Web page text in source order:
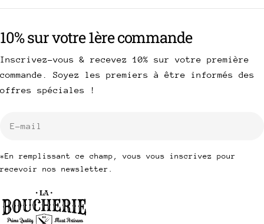
10% sur votre 1ère commande
Inscrivez-vous & recevez 10% sur votre première
commande. Soyez les premiers à être informés des
offres spéciales !
*En remplissant ce champ, vous vous inscrivez pour
recevoir nos newsletter.